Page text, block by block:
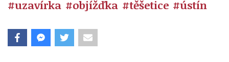
#uzavírka #objížďka #těšetice #ústín